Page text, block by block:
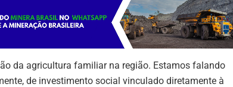
da agricultura familiar na região. Estamos falando
de investimento social vinculado diretamente à